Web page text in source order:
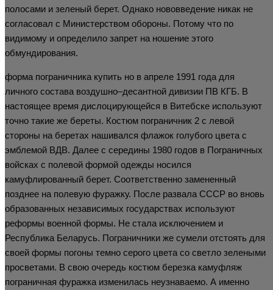
полосами и зеленый берет. Однако нововведение никак не
согласовал с Министерством обороны. Потому что по
видимому и определило запрет на ношение этого
обмундирования.
форма пограничника купить но в апреле 1991 года для
личного состава воздушно–десантной дивизии ПВ КГБ. В
настоящее время дислоцирующейся в Витебске используют
точно такие же береты. Костюм пограничник 2 с левой
стороны на беретах нашивался флажок голубого цвета с
эмблемой ВДВ. Далее с середины 1980 годов в Пограничных
войсках с полевой формой одежды носился
камуфлированный берет. Соответственно замененный
позднее на полевую фуражку. После развала СССР во вновь
образованных независимых государствах используют
реформы военной формы. Не стала исключением и
Республика Беларусь. Пограничники же сумели отстоять для
своей формы погоны темно серого цвета со светло зелеными
просветами. В свою очередь костюм березка камуфляж
пограничная фуражка изменилась неузнаваемо. А именно